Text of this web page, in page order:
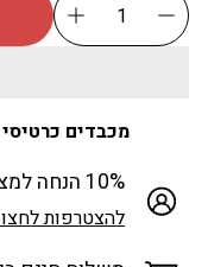
מכבדים כרטיסי BUYME | חבר שחור | הייטקזון
10% הנחה למצטרפים חדשים למועדון
להצטרפות